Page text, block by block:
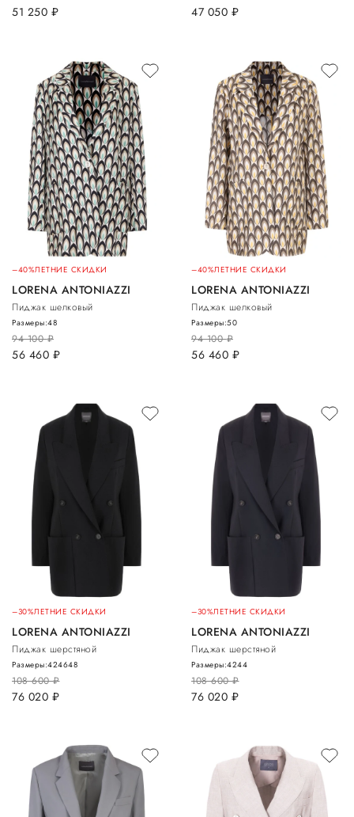
51 250 руб. 47 050 руб.
–40%ЛЕТНИЕ СКИДКИ
LORENA ANTONIAZZI
Пиджак шелковый
94 100руб.
56 460 руб.
Размеры:48
–40%ЛЕТНИЕ СКИДКИ
LORENA ANTONIAZZI
Пиджак шелковый
94 100руб.
56 460 руб.
Размеры:50
–30%ЛЕТНИЕ СКИДКИ
LORENA ANTONIAZZI
Пиджак шерстяной
108 600руб.
76 020 руб.
Размеры:424648
–30%ЛЕТНИЕ СКИДКИ
LORENA ANTONIAZZI
Пиджак шерстяной
108 600руб.
76 020 руб.
Размеры:4244